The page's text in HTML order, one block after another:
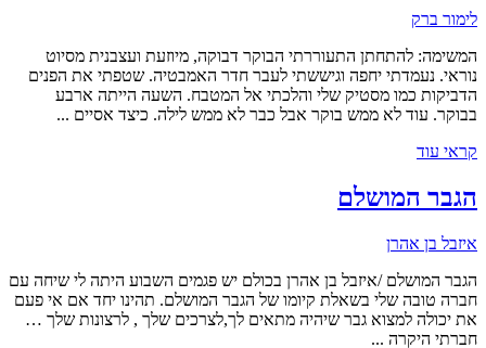
לימור ברק
המשימה: להתחתן התעוררתי הבוקר דבוקה, מיוזעת ועצבנית מסיוט
נוראי. נעמדתי יחפה וגיששתי לעבר חדר האמבטיה. שטפתי את הפנים
הדביקות כמו מסטיק שלי והלכתי אל המטבח. השעה הייתה ארבע
בבוקר. עוד לא ממש בוקר אבל כבר לא ממש לילה. כיצד אסיים ...
קראי עוד
הגבר המושלם
איזבל בן אהרן
הגבר המושלם /איזבל בן אהרן בכולם יש פגמים השבוע היתה לי שיחה עם
חברה טובה שלי בשאלת קיומו של הגבר המושלם. תהינו יחד אם אי פעם
את יכולה למצוא גבר שיהיה מתאים לך,לצרכים שלך , לרצונות שלך …
חברתי היקרה ...